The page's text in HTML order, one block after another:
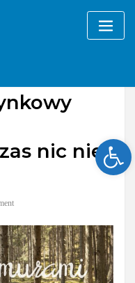
nic nie